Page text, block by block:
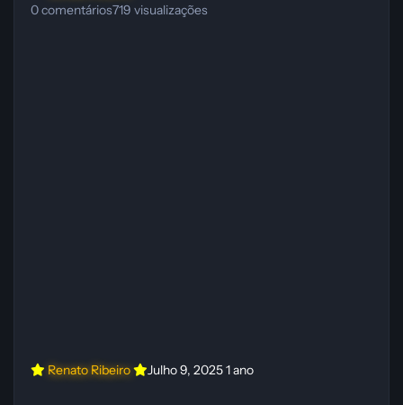
0comentários719 visualizações
Renato Ribeiro Julho 9, 20251 ano